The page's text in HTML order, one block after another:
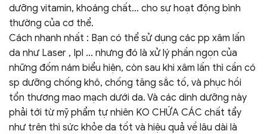
dưỡng vitamin, khoáng chất… cho sự hoạt động bình
thường của cơ thể.
Cách nhanh nhất : Bạn có thể sử dụng các pp xâm lấn
da như Laser , Ipl … nhưng đó là xử lý phần ngọn của
những đốm nám biểu hiện, còn sau khi xâm lấn thì cần có
sp dưỡng chống khô, chống tăng sắc tố, và phục hồi
tổn thương mao mạch dưới da. Và các dinh dưỡng này
phải tới từ mỹ phẩm tự nhiên KO CHỨA CÁC chất tẩy
như trên thì sức khỏe da tốt và hiệu quả về lâu dài là